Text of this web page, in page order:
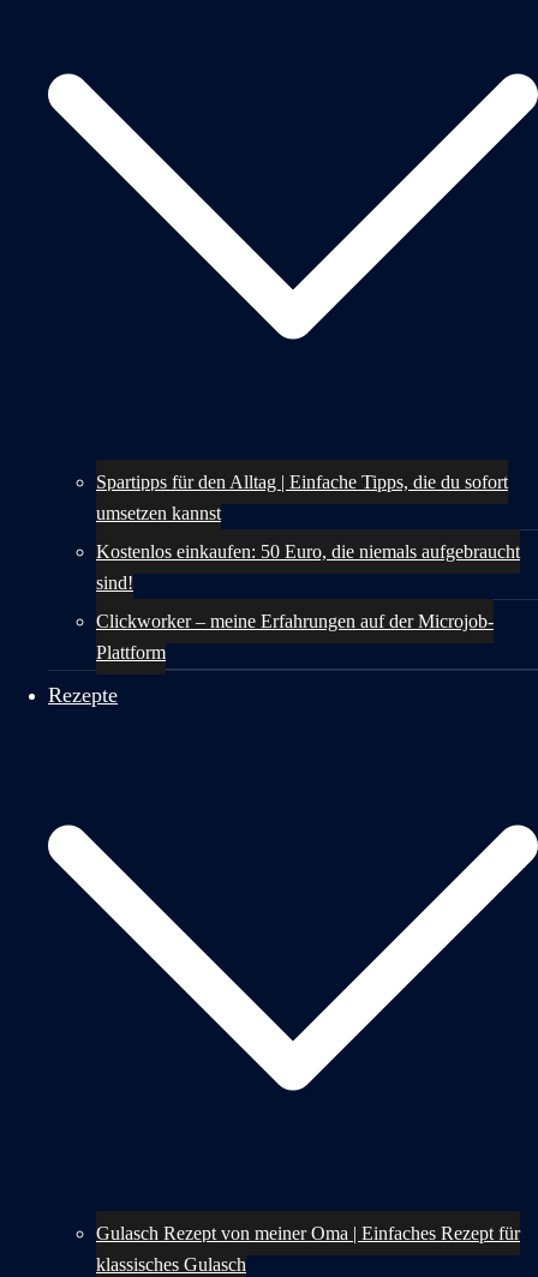
Spartipps für den Alltag | Einfache Tipps, die du sofort
umsetzen kannst
Kostenlos einkaufen: 50 Euro, die niemals aufgebraucht
sind!
Clickworker – meine Erfahrungen auf der Microjob-
Plattform
Rezepte
Gulasch Rezept von meiner Oma | Einfaches Rezept für
klassisches Gulasch